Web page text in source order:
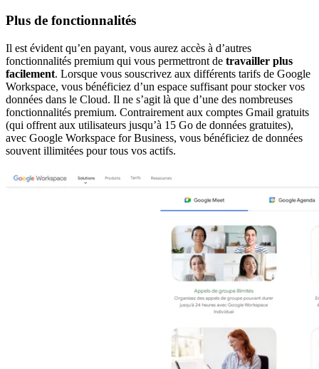
Plus de fonctionnalités
Il est évident qu’en payant, vous aurez accès à d’autres
fonctionnalités premium qui vous permettront de travailler plus
facilement. Lorsque vous souscrivez aux différents tarifs de Google
Workspace, vous bénéficiez d’un espace suffisant pour stocker vos
données dans le Cloud. Il ne s’agit là que d’une des nombreuses
fonctionnalités premium. Contrairement aux comptes Gmail gratuits
(qui offrent aux utilisateurs jusqu’à 15 Go de données gratuites),
avec Google Workspace for Business, vous bénéficiez de données
souvent illimitées pour tous vos actifs.